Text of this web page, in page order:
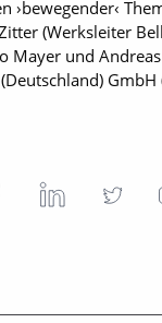
›bewegender‹
(Werksleiter
Mayer und
GmbH